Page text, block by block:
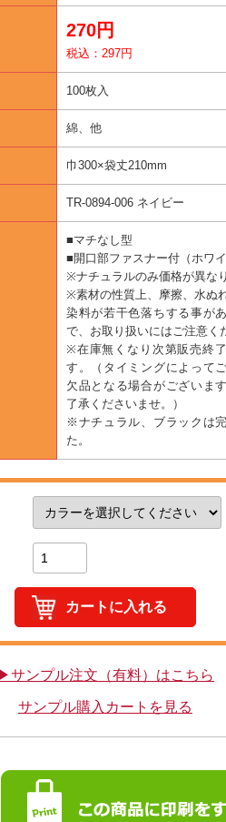
270円
税込：297円
100枚入
綿、他
巾300×袋丈210mm
TR-0894-006 ネイビー
■マチなし型
■開口部ファスナー付（ホワイ
※ナチュラルのみ価格が異な
※素材の性質上、摩擦、水ぬ
染料が若干色落ちする事が
で、お取り扱いにはご注意く
※在庫無くなり次第販売終
す。（タイミングによって
欠品となる場合がございま
了承くださいませ。）
※ナチュラル、ブラックは
た。
▶サンプル注文（有料）はこちら
サンプル購入カートを見る